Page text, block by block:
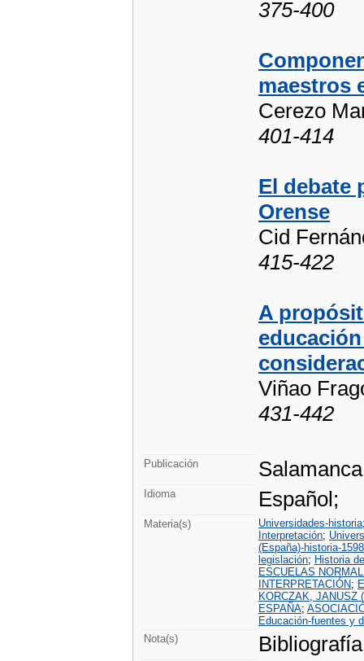
375-400
maestros
Cerezo
401-414
El debate
Orense
Cid
415-422
A
Viñao
431-442
Publicación
Idioma Español;
Materia(s) Universidades-historia
Interpretación;
(España)-historia-
legislación; Historia
ESCUELAS
INTERPRETACIÓN;
KORCZAK, JANUSZ
ESPAÑA;
Educación-fuentes y
Nota(s)